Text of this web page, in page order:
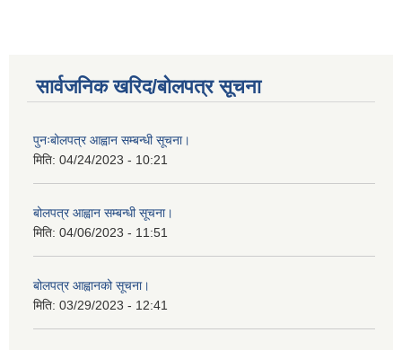
सार्वजनिक खरिद/बोलपत्र सूचना
पुनःबोलपत्र आह्वान सम्बन्धी सूचना।
मिति: 04/24/2023 - 10:21
बोलपत्र आह्वान सम्बन्धी सूचना।
मिति: 04/06/2023 - 11:51
बोलपत्र आह्वानको सूचना।
मिति: 03/29/2023 - 12:41